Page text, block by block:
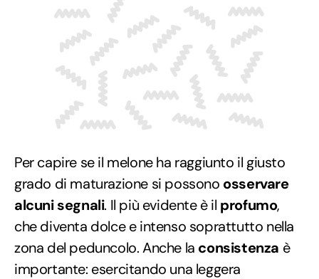
Per capire se il melone ha raggiunto il giusto
grado di maturazione si possono osservare
alcuni segnali. Il più evidente è il profumo,
che diventa dolce e intenso soprattutto nella
zona del peduncolo. Anche la consistenza è
importante: esercitando una leggera